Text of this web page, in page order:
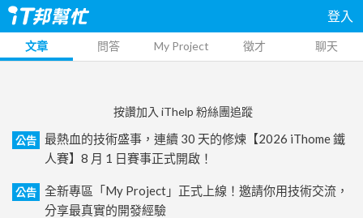
登入
文章 問答 My Project 徵才 聊天
按讚加入 iThelp 粉絲團追蹤
公告
最熱血的技術盛事，連續 30 天的修煉【2026 iThome 鐵
人賽】8 月 1 日賽事正式開啟！
公告
全新專區「My Project」正式上線！邀請你用技術交流，
分享最真實的開發經驗